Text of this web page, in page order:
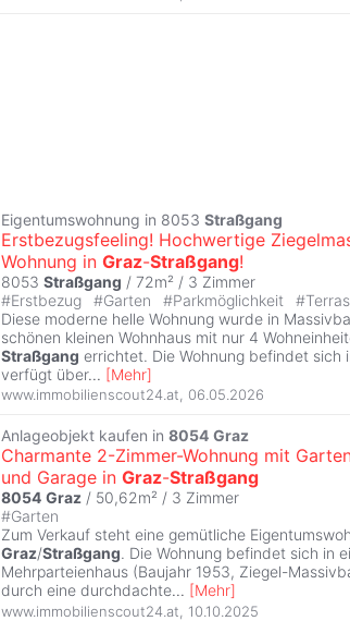
Eigentumswohnung in 8053 Straßgang
Erstbezugsfeeling! Hochwertige
Wohnung in Graz-Straßgang!
8053 Straßgang / 72m² / 3 Zimmer
#Erstbezug #Garten #Parkmöglichkeit #
Diese moderne helle Wohnung wurde in
schönen kleinen Wohnhaus mit nur 4
Straßgang errichtet. Die Wohnung befindet sich
verfügt über... [Mehr]
www.immobilienscout24.at, 06.05.2026
Anlageobjekt kaufen in 8054 Graz
Charmante 2-Zimmer-Wohnung mit
und Garage in Graz-Straßgang
8054 Graz / 50,62m² / 3 Zimmer
#Garten
Zum Verkauf steht eine gemütliche
Graz/Straßgang. Die Wohnung befindet sich in
Mehrparteienhaus (Baujahr 1953, Ziegel-
durch eine durchdachte... [Mehr]
www.immobilienscout24.at 10.10.2025